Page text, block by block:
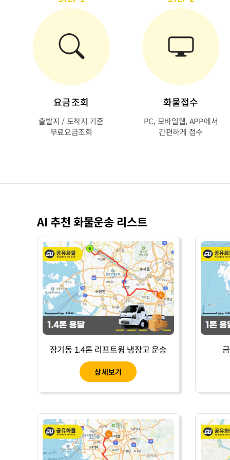
요금조회
출발지 / 도착지 기준
무료요금조회
화물접수
PC, 모바일웹, APP에서
간편하게 접수
AI 추천 화물운송 리스트
장기동 1.4톤 리프트윙 냉장고 운송
상세보기